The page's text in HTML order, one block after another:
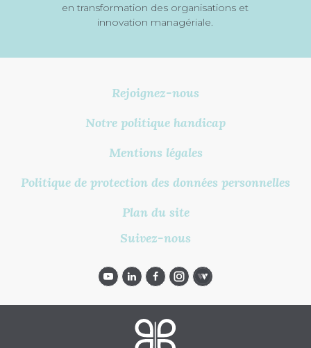
Rejoignez-nous
Notre politique handicap
Mentions légales
Politique de protection des données personnelles
Plan du site
Suivez-nous
en transformation des organisations et
innovation managériale.